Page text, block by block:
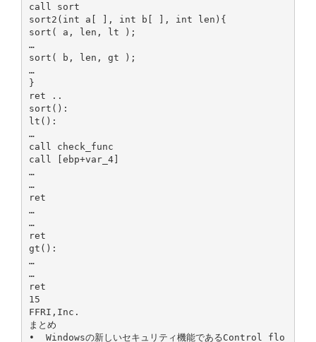
call sort
sort2(int a[ ], int b[ ], int len){
sort( a, len, lt );
…
sort( b, len, gt );
…
}
ret ..
sort():
lt():
…
call check_func
call [ebp+var_4]
…
…
ret
…
…
ret
gt():
…
…
ret
15
FFRI,Inc.
まとめ
• Windowsの新しいセキュリティ機能であるControl flo